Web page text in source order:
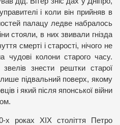
і коли він прийняв в
палацу ледве набралось
стояли, в них звивали гнізда
смерті і старості, нічого не
чудові колони старого часу.
знести рештки старої
підвальний поверх, якому
і який після японської війни
х роках ХІХ століття Петро